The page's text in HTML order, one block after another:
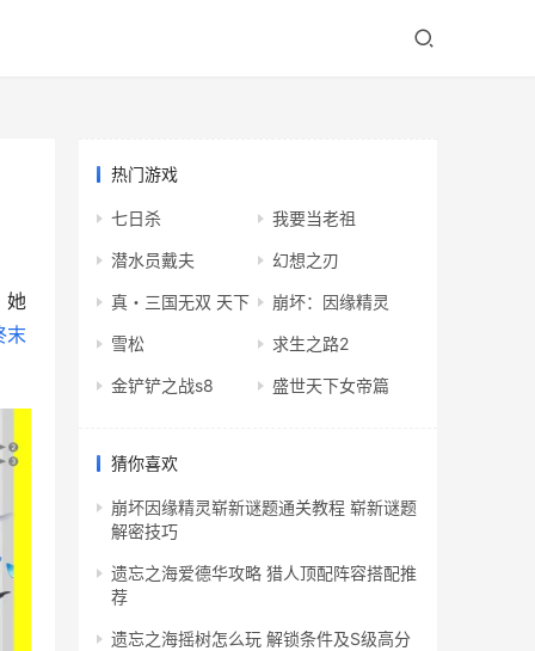
她
末
热门游戏
七日杀 我要当老祖
潜水员戴夫 幻想之刃
真・三国无双 天下 崩坏：因缘精灵
雪松 求生之路2
金铲铲之战s8 盛世天下女帝篇
猜你喜欢
崩坏因缘精灵崭新谜题通关教程 崭新谜题
解密技巧
遗忘之海爱德华攻略 猎人顶配阵容搭配推
荐
遗忘之海摇树怎么玩 解锁条件及S级高分